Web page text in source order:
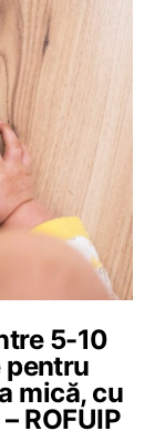
5-10
pentru
mică, cu
ROFUIP